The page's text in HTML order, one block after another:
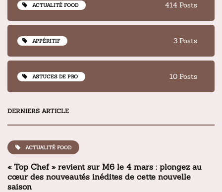
ACTUALITÉ FOOD 414 Posts
APPÉRITIF 3 Posts
ASTUCES DE PRO 10 Posts
DERNIERS ARTICLE
ACTUALITÉ FOOD
« Top Chef » revient sur M6 le 4 mars : plongez au
cœur des nouveautés inédites de cette nouvelle
saison